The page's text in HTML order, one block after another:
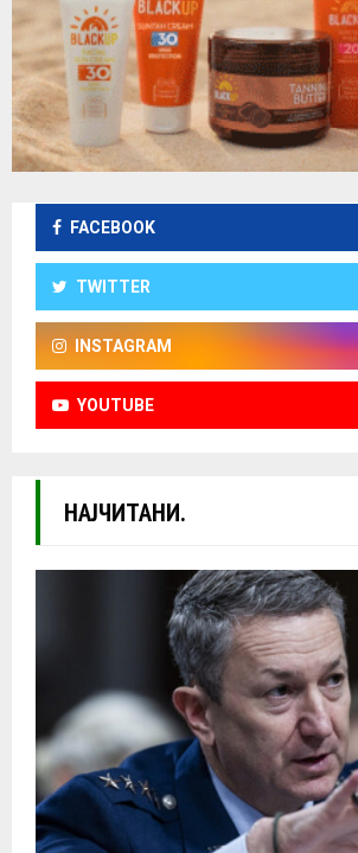
FACEBOOK
TWITTER
INSTAGRAM
YOUTUBE
НАЈЧИТАНИ.